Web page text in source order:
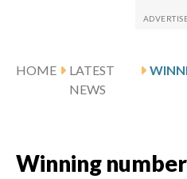
HOME
LATEST
NEWS
Winning